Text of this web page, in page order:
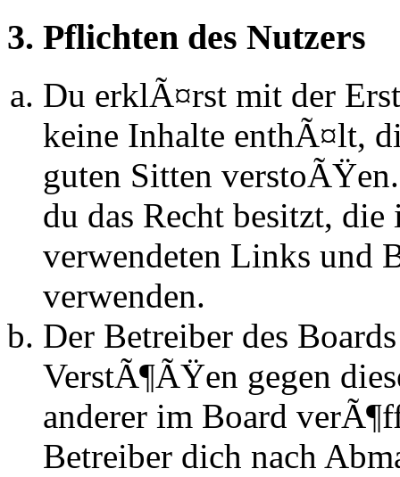
3. Pflichten des Nutzers
Du erklÃ¤rst mit der
keine Inhalte enthÃ¤lt,
guten Sitten
du das Recht besitzt,
verwendeten Links und
verwenden.
Der Betreiber des
VerstÃ¶ÃŸen gegen
anderer im Board
Betreiber dich nach